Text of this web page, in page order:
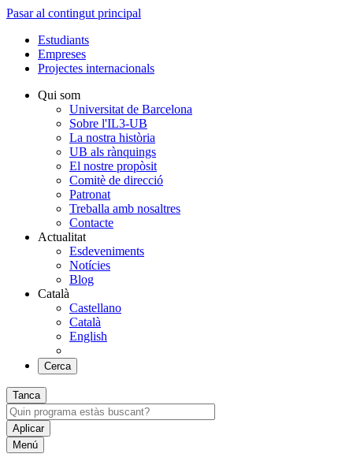
Pasar al contingut principal
Estudiants
Empreses
Projectes internacionals
Qui som
Universitat de Barcelona
Sobre l'IL3-UB
La nostra història
UB als rànquings
El nostre propòsit
Comitè de direcció
Patronat
Treballa amb nosaltres
Contacte
Actualitat
Esdeveniments
Notícies
Blog
Català
Castellano
Català
English
Cerca
Tanca
Menú